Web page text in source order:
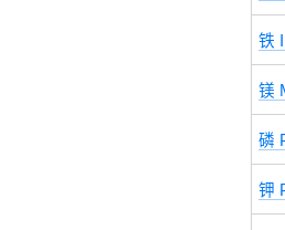
铁
镁
磷
钾